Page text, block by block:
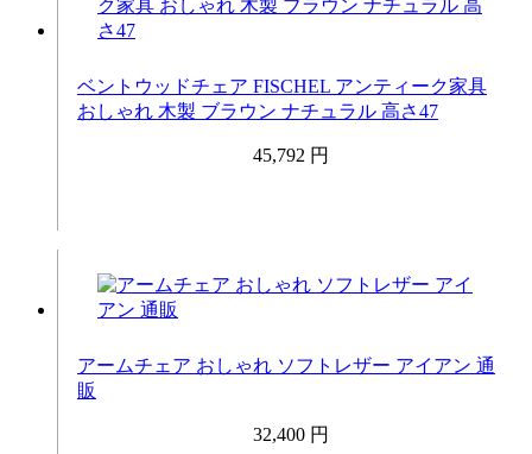
ベントウッドチェア FISCHEL アンティーク家具
おしゃれ 木製 ブラウン ナチュラル 高さ47
45,792 円
アームチェア おしゃれ ソフトレザー アイアン 通
販
32,400 円